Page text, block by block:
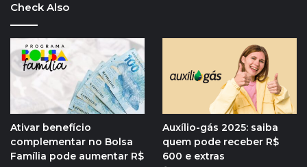
Check Also
Ativar benefício
complementar no Bolsa
Família pode aumentar R$
Auxílio-gás 2025: saiba
quem pode receber R$
600 e extras